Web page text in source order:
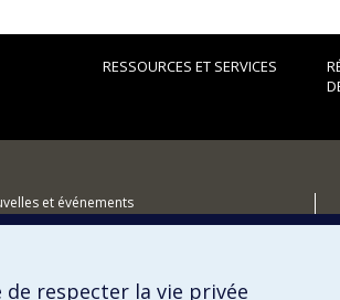
RESSOURCES ET SERVICES
et événements
de respecter la vie privée